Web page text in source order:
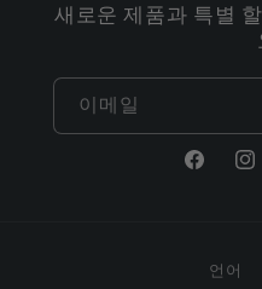
새로운 제품과 특별
이메일
Facebook
언어